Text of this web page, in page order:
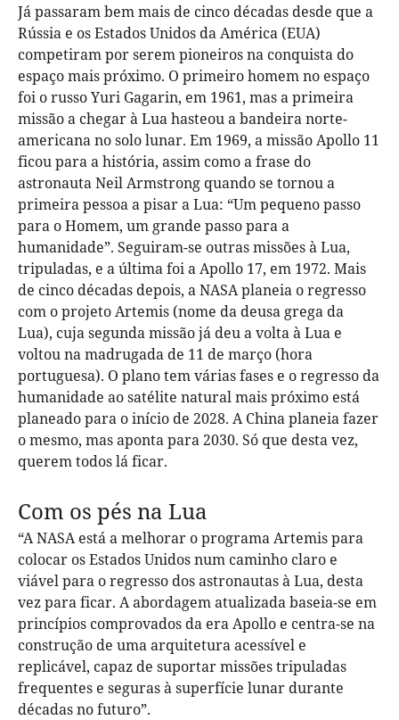
Já passaram bem mais de cinco décadas desde que a
Rússia e os Estados Unidos da América (EUA)
competiram por serem pioneiros na conquista do
espaço mais próximo. O primeiro homem no espaço
foi o russo Yuri Gagarin, em 1961, mas a primeira
missão a chegar à Lua hasteou a bandeira norte-
americana no solo lunar. Em 1969, a missão Apollo 11
ficou para a história, assim como a frase do
astronauta Neil Armstrong quando se tornou a
primeira pessoa a pisar a Lua: “Um pequeno passo
para o Homem, um grande passo para a
humanidade”. Seguiram-se outras missões à Lua,
tripuladas, e a última foi a Apollo 17, em 1972. Mais
de cinco décadas depois, a NASA planeia o regresso
com o projeto Artemis (nome da deusa grega da
Lua), cuja segunda missão já deu a volta à Lua e
voltou na madrugada de 11 de março (hora
portuguesa). O plano tem várias fases e o regresso da
humanidade ao satélite natural mais próximo está
planeado para o início de 2028. A China planeia fazer
o mesmo, mas aponta para 2030. Só que desta vez,
querem todos lá ficar.
Com os pés na Lua
“A NASA está a melhorar o programa Artemis para
colocar os Estados Unidos num caminho claro e
viável para o regresso dos astronautas à Lua, desta
vez para ficar. A abordagem atualizada baseia-se em
princípios comprovados da era Apollo e centra-se na
construção de uma arquitetura acessível e
replicável, capaz de suportar missões tripuladas
frequentes e seguras à superfície lunar durante
décadas no futuro”.